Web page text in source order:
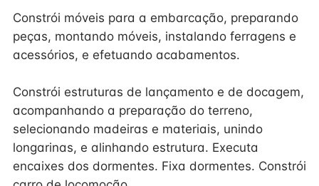
Constrói móveis para a embarcação, preparando
peças, montando móveis, instalando ferragens e
acessórios, e efetuando acabamentos.
Constrói estruturas de lançamento e de docagem,
acompanhando a preparação do terreno,
selecionando madeiras e materiais, unindo
longarinas, e alinhando estrutura. Executa
encaixes dos dormentes. Fixa dormentes. Constrói